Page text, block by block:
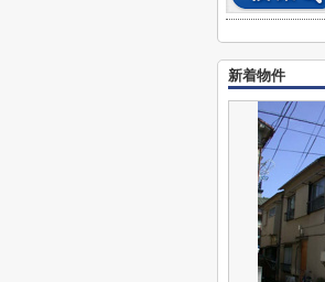
新着物件